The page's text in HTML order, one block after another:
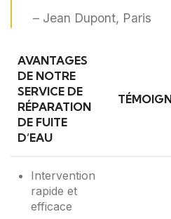
– Jean Dupont, Paris
AVANTAGES
DE NOTRE
SERVICE DE
RÉPARATION
DE FUITE
D’EAU
Intervention
rapide et
efficace